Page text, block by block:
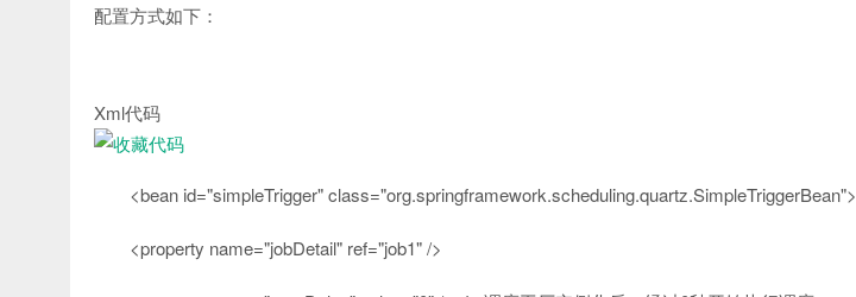
配置方式如下：
Xml代码
<bean id="simpleTrigger"class="org.springframework.scheduling.quartz.SimpleTriggerBean">
<property name="jobDetail" ref="job1"/>